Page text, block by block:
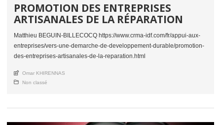
PROMOTION DES ENTREPRISES
ARTISANALES DE LA RÉPARATION
Matthieu BEGUIN-BILLECOCQ https://www.crma-idf.com/fr/appui-aux-
entreprises/vers-une-demarche-de-developpement-durable/promotion-
des-entreprises-artisanales-de-la-reparation.html
An article by
Omar KHIRENNAS
Posted in
Non classé